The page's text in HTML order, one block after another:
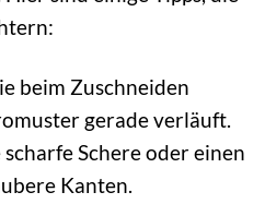
beim Zuschneiden
gerade verläuft.
Schere oder einen
Kanten.